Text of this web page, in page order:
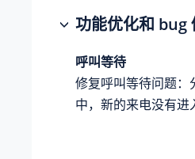
功能优化和 bug
呼叫等待
修复呼叫等待问题：
中，新的来电没有